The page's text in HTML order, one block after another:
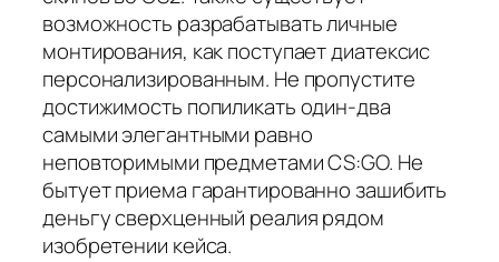
возможность разрабатывать личные
монтирования, как поступает диатексис
персонализированным. Не пропустите
достижимость попиликать один-два
самыми элегантными равно
неповторимыми предметами CS:GO. Не
бытует приема гарантированно зашибить
деньгу сверхценный реалия рядом
изобретении кейса.